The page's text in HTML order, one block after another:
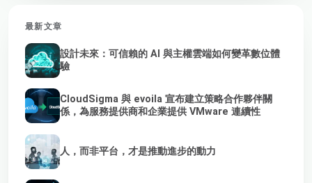
最新文章
設計未來：可信賴的 AI 與主權雲端如何變革數位體
驗
CloudSigma 與 evoila 宣布建立策略合作夥伴關
係，為服務提供商和企業提供 VMware 連續性
人，而非平台，才是推動進步的動力